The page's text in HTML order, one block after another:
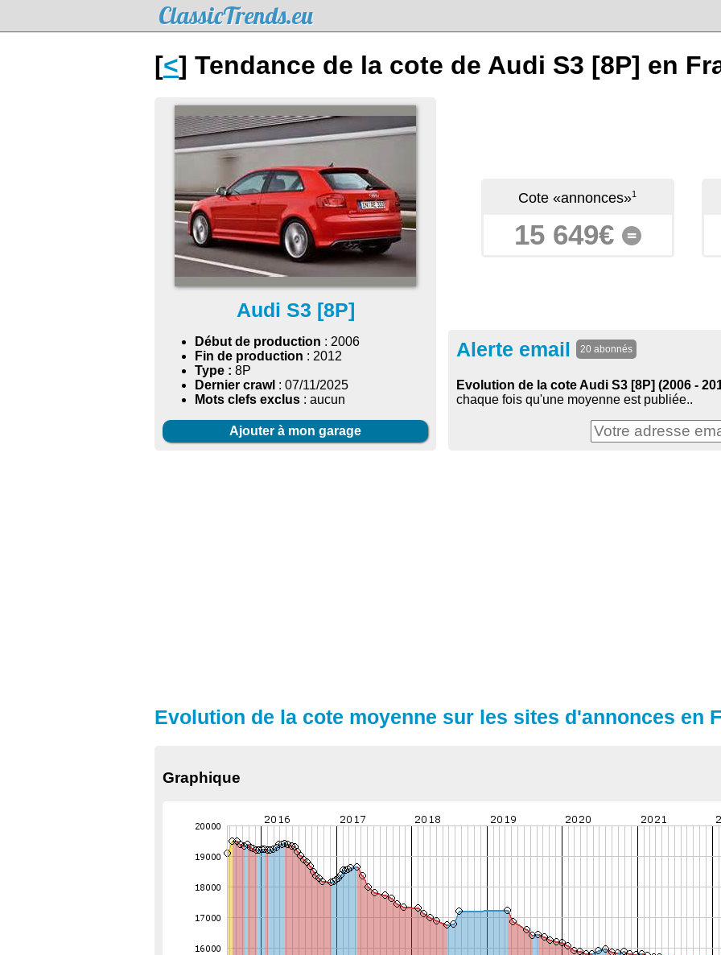
ClassicTrends.eu
[<] Tendance de la cote de Audi S3 [8P] en
Audi S3 [8P]
Début de production : 2006
Fin de production : 2012
Type : 8P
Dernier crawl : 07/11/2025
Mots clefs exclus : aucun
Ajouter à mon garage
Cote «annonces»1
15 649€ =
Alerte email 20 abonnés
Evolution de la cote Audi S3 [8P] (2006 -
chaque fois qu'une moyenne est publiée..
Evolution de la cote moyenne sur les sites d'annonces en
Graphique